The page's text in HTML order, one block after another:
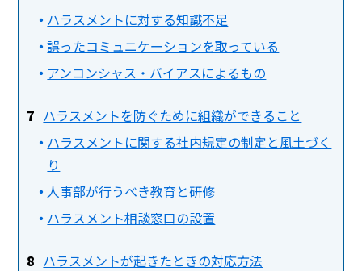
ハラスメントに対する知識不足
誤ったコミュニケーションを取っている
アンコンシャス・バイアスによるもの
ハラスメントを防ぐために組織ができること
ハラスメントに関する社内規定の制定と風土づく
り
人事部が行うべき教育と研修
ハラスメント相談窓口の設置
ハラスメントが起きたときの対応方法